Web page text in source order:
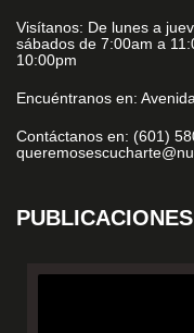
Visítanos: De lunes a
sábados de 7:00am a
10:00pm
Encuéntranos en:
Contáctanos en: (601)